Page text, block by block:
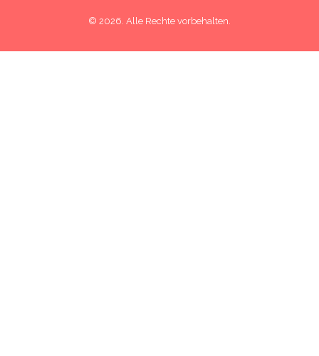
© 2026. Alle Rechte vorbehalten.